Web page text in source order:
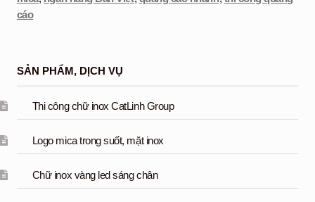
cáo
SẢN PHẨM, DỊCH VỤ
Thi công chữ inox CatLinh Group
Logo mica trong suốt, mặt inox
Chữ inox vàng led sáng chân